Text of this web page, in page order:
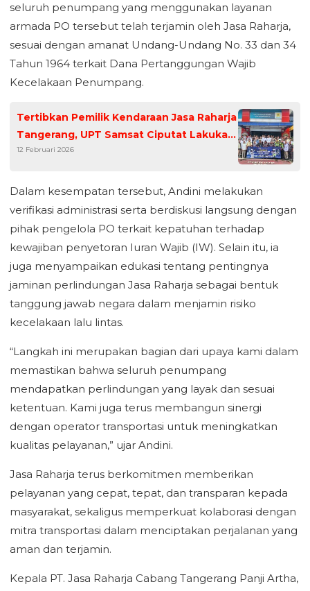
seluruh penumpang yang menggunakan layanan
armada PO tersebut telah terjamin oleh Jasa Raharja,
sesuai dengan amanat Undang-Undang No. 33 dan 34
Tahun 1964 terkait Dana Pertanggungan Wajib
Kecelakaan Penumpang.
Tertibkan Pemilik Kendaraan Jasa Raharja
Tangerang, UPT Samsat Ciputat Lakukan
Pendataan PKB di Kantung Parkir Stasiun
12 Februari 2026
Dalam kesempatan tersebut, Andini melakukan
verifikasi administrasi serta berdiskusi langsung dengan
pihak pengelola PO terkait kepatuhan terhadap
kewajiban penyetoran Iuran Wajib (IW). Selain itu, ia
juga menyampaikan edukasi tentang pentingnya
jaminan perlindungan Jasa Raharja sebagai bentuk
tanggung jawab negara dalam menjamin risiko
kecelakaan lalu lintas.
“Langkah ini merupakan bagian dari upaya kami dalam
memastikan bahwa seluruh penumpang
mendapatkan perlindungan yang layak dan sesuai
ketentuan. Kami juga terus membangun sinergi
dengan operator transportasi untuk meningkatkan
kualitas pelayanan,” ujar Andini.
Jasa Raharja terus berkomitmen memberikan
pelayanan yang cepat, tepat, dan transparan kepada
masyarakat, sekaligus memperkuat kolaborasi dengan
mitra transportasi dalam menciptakan perjalanan yang
aman dan terjamin.
Kepala PT. Jasa Raharja Cabang Tangerang Panji Artha,